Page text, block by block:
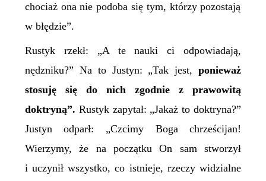
chociaż ona nie podoba się tym, którzy pozostają
w błędzie”.
Rustyk rzekł: „A te nauki ci odpowiadają,
nędzniku?” Na to Justyn: „Tak jest,ponieważ
stosuję się do nich zgodnie z prawowitą
doktryną”. Rustyk zapytał: „Jakaż to doktryna?”
Justyn odparł: „Czcimy Boga chrześcijan!
Wierzymy, że na początku On sam stworzył
i uczynił wszystko, co istnieje, rzeczy widzialne